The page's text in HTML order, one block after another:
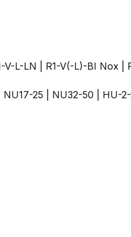
L-LN | R1-V(-L)-BI Nox
25 | NU32-50 | HU-